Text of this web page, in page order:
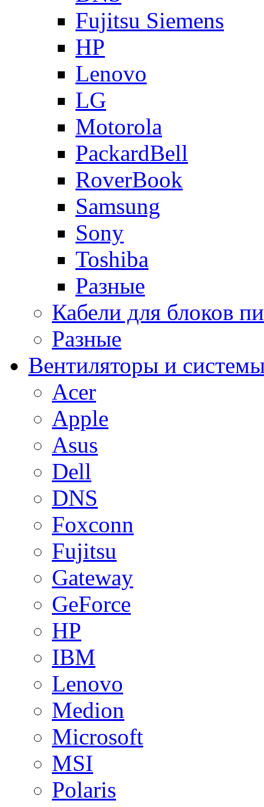
Fujitsu Siemens
HP
Lenovo
LG
Motorola
PackardBell
RoverBook
Samsung
Sony
Toshiba
Разные
Кабели для блоков
Разные
Вентиляторы и
Acer
Apple
Asus
Dell
DNS
Foxconn
Fujitsu
Gateway
GeForce
HP
IBM
Lenovo
Medion
Microsoft
MSI
Polaris